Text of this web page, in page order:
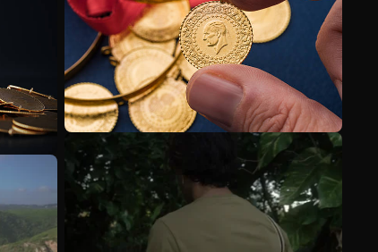
Meer bekijken